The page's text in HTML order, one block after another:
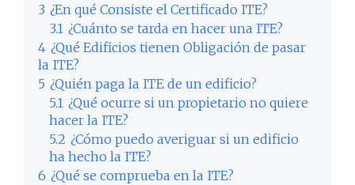
3 ¿En qué Consiste el Certificado ITE?
3.1 ¿Cuánto se tarda en hacer una ITE?
4 ¿Qué Edificios tienen Obligación de pasar
la ITE?
5 ¿Quién paga la ITE de un edificio?
5.1 ¿Qué ocurre si un propietario no quiere
hacer la ITE?
5.2 ¿Cómo puedo averiguar si un edificio
ha hecho la ITE?
6 ¿Qué se comprueba en la ITE?